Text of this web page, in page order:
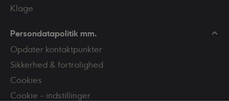
Klage
Persondatapolitik mm.
Opdater kontaktpunkter
Sikkerhed & fortrolighed
Cookies
Cookie - indstillinger